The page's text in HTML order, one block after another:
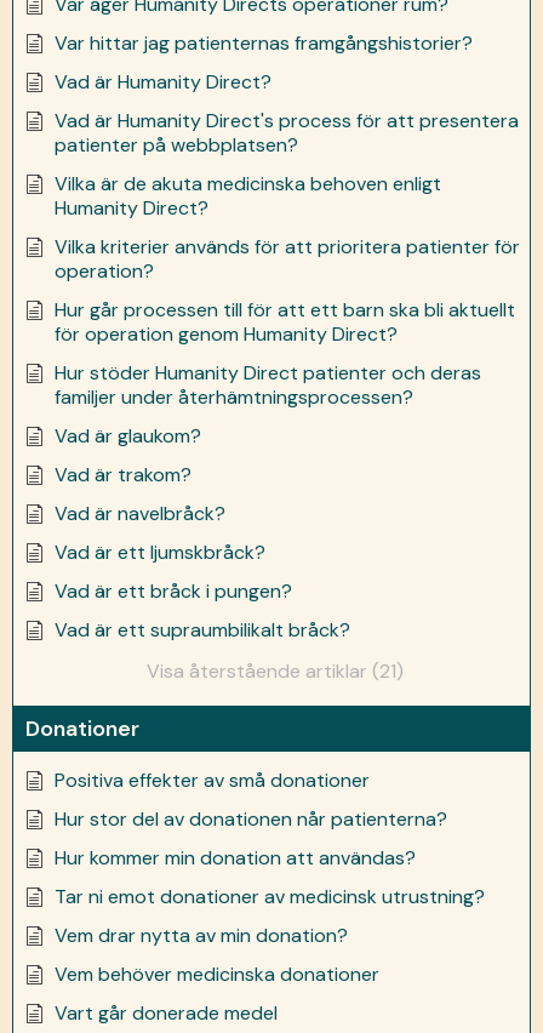
Var hittar jag patienternas framgångshistorier?
Vad är Humanity Direct?
Vad är Humanity Direct's process för att presentera
patienter på webbplatsen?
Vilka är de akuta medicinska behoven enligt
Humanity Direct?
Vilka kriterier används för att prioritera patienter för
operation?
Hur går processen till för att ett barn ska bli aktuellt
för operation genom Humanity Direct?
Hur stöder Humanity Direct patienter och deras
familjer under återhämtningsprocessen?
Vad är glaukom?
Vad är trakom?
Vad är navelbråck?
Vad är ett ljumskbråck?
Vad är ett bråck i pungen?
Vad är ett supraumbilikalt bråck?
Visa återstående artiklar (21)
Donationer
Positiva effekter av små donationer
Hur stor del av donationen når patienterna?
Hur kommer min donation att användas?
Tar ni emot donationer av medicinsk utrustning?
Vem drar nytta av min donation?
Vem behöver medicinska donationer
Vart går donerade medel